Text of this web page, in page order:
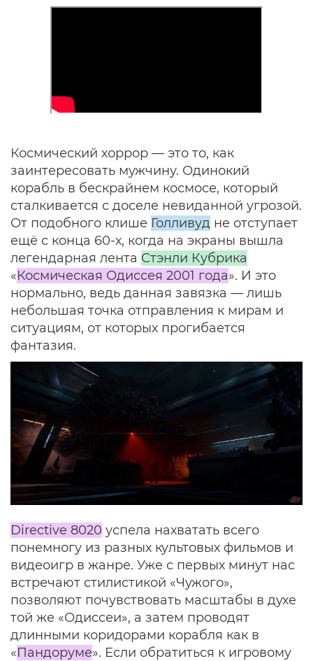
Космический хоррор — это то, как
заинтересовать мужчину. Одинокий
корабль в бескрайнем космосе, который
сталкивается с доселе невиданной угрозой.
От подобного клише Голливуд не отступает
ещё с конца 60-х, когда на экраны вышла
легендарная лента Стэнли Кубрика
«Космическая Одиссея 2001 года». И это
нормально, ведь данная завязка — лишь
небольшая точка отправления к мирам и
ситуациям, от которых прогибается
фантазия.
Directive 8020 успела нахватать всего
понемногу из разных культовых фильмов и
видеоигр в жанре. Уже с первых минут нас
встречают стилистикой «Чужого»,
позволяют почувствовать масштабы в духе
той же «Одиссеи», а затем проводят
длинными коридорами корабля как в
«Пандоруме». Если обратиться к игровому